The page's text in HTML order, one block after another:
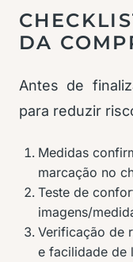
DA
Antes de
para reduzir
Medidas
marcação no
Teste de
imagens/
Verificação de
e facilidade de